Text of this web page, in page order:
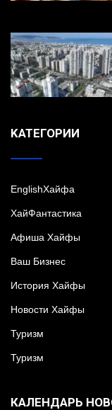
KАТЕГОРИИ
EnglishХайфа
XайФантастика
Афиша Хайфы
Ваш Бизнес
История Хайфы
Новости Хайфы
Туризм
Туризм
КАЛЕНДАРЬ